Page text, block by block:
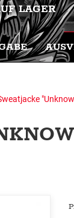
LAGER